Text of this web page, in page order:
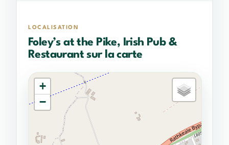
LOCALISATION
Foley’s at the Pike, Irish Pub &
Restaurant sur la carte
+
−